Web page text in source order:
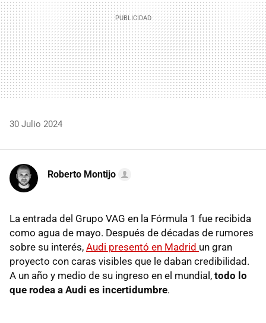
30 Julio 2024
Roberto Montijo
La entrada del Grupo VAG en la Fórmula 1 fue recibida
como agua de mayo. Después de décadas de rumores
sobre su interés, Audi presentó en Madrid un gran
proyecto con caras visibles que le daban credibilidad.
A un año y medio de su ingreso en el mundial, todo lo
que rodea a Audi es incertidumbre.